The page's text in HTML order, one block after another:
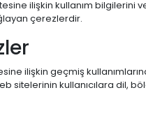
ilişkin kullanım
çerezlerdir.
ilişkin geçmiş
sitelerinin kullanıcılara dil,